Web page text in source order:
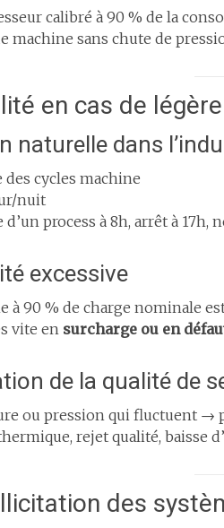
calibré à 90 % de la
machine sans chute de
en cas de
naturelle dans
des cycles machine
nuit
d’un process à 8h, arrêt à 17h,
excessive
à 90 % de charge nominale
vite en surcharge ou en
de la qualité de
ou pression qui fluctuent →
rejet qualité, baisse
des